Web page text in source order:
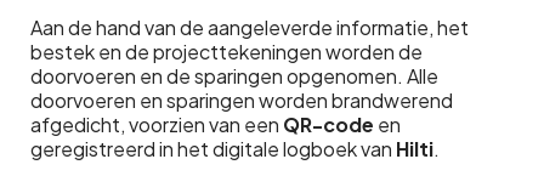
Aan de hand van de aangeleverde informatie, het
bestek en de projecttekeningen worden de
doorvoeren en de sparingen opgenomen. Alle
doorvoeren en sparingen worden brandwerend
afgedicht, voorzien van een QR-code en
geregistreerd in het digitale logboek van Hilti.